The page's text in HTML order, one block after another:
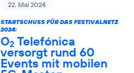
22. Mai 2024
STARTSCHUSS FÜR DAS FESTIVALNETZ
2024:
O2 Telefónica
versorgt rund 60
Events mit mobilen